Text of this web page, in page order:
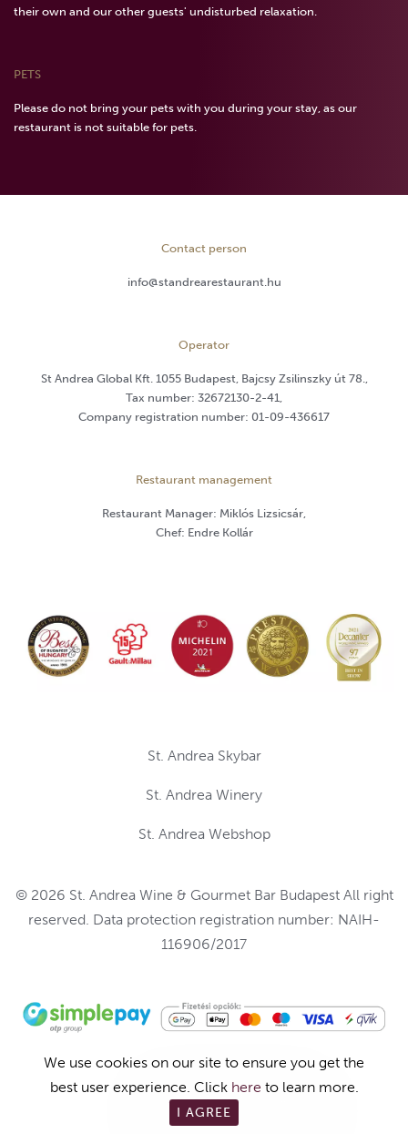
their own and our other guests' undisturbed relaxation.
PETS
Please do not bring your pets with you during your stay, as our
restaurant is not suitable for pets.
Contact person
info@standrearestaurant.hu
Operator
St Andrea Global Kft. 1055 Budapest, Bajcsy Zsilinszky út 78.,
Tax number: 32672130-2-41,
Company registration number: 01-09-436617
Restaurant management
Restaurant Manager: Miklós Lizsicsár,
Chef: Endre Kollár
RESERVATION
St. Andrea Skybar
St. Andrea Winery
St. Andrea Webshop
© 2026 St. Andrea Wine & Gourmet Bar Budapest All right
reserved. Data protection registration number: NAIH-
116906/2017
We use cookies on our site to ensure you get the
best user experience. Click here to learn more.
I AGREE